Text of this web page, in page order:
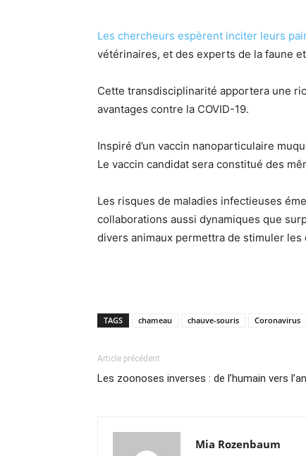
Les chercheurs espèrent inciter leurs
vétérinaires, et des experts de la faune
Cette transdisciplinarité apportera une
avantages contre la COVID-19.
Inspiré d’un vaccin nanoparticulaire
Le vaccin candidat sera constitué des
Les risques de maladies infectieuses
collaborations aussi dynamiques que
divers animaux permettra de stimuler
TAGS chameau chauve-souris Coronavirus
Article précédent
Les zoonoses inverses : de l’humain vers
Mia Rozenbaum